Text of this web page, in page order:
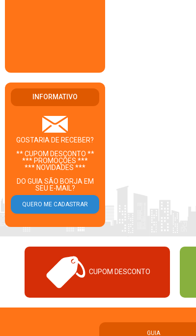
INFORMATIVO
GOSTARIA DE RECEBER?
** CUPOM DESCONTO **
*** PROMOÇÕES ***
*** NOVIDADES ***
DO GUIA SÃO BORJA EM
SEU E-MAIL?
CUPOM DESCONTO
GUIA